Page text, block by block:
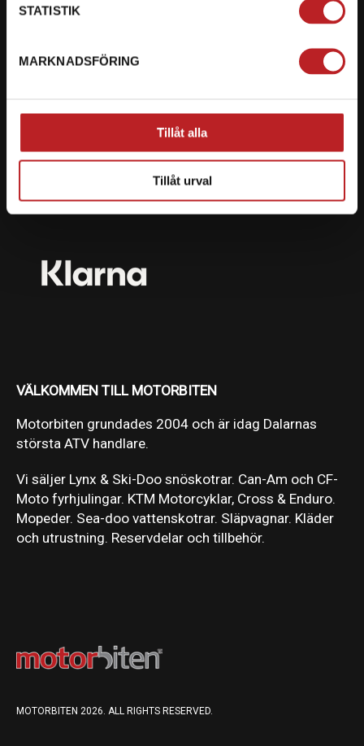
STATISTIK
MARKNADSFÖRING
Tillåt alla
Tillåt urval
Ryckepungsvägen 3, 79177 Falun
Vi erbjuder flera olika betalsätt. Dina köp är alltid
skyddade med krypteringsteknik.
VÄLKOMMEN TILL MOTORBITEN
Motorbiten grundades 2004 och är idag Dalarnas
största ATV handlare.
Vi säljer Lynx & Ski-Doo snöskotrar. Can-Am och CF-
Moto fyrhjulingar. KTM Motorcyklar, Cross & Enduro.
Mopeder. Sea-doo vattenskotrar. Släpvagnar. Kläder
och utrustning. Reservdelar och tillbehör.
MOTORBITEN 2026. ALL RIGHTS RESERVED.